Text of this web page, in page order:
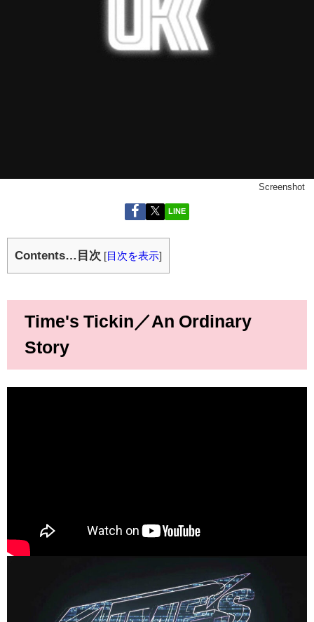
Screenshot
LINE
Contents…目次 [ 目次を表示]
Time's Tickin／An Ordinary
Story